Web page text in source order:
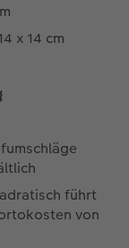
x 14 cm
führt
von